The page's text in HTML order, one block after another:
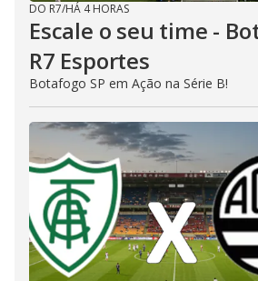
DO R7/HÁ 4 HORAS
Escale o seu time -
R7 Esportes
Botafogo SP em Ação na Série B!